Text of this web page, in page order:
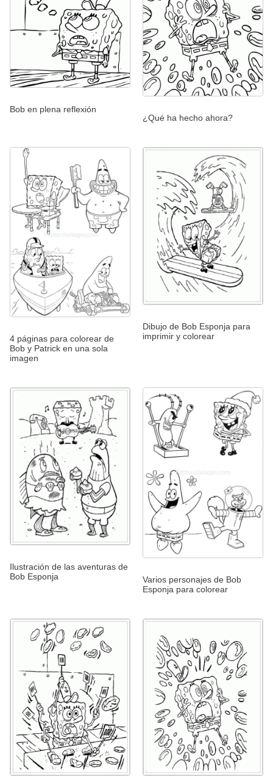
Bob en plena reflexión
¿Qué ha hecho ahora?
4 páginas para colorear de
Bob y Patrick en una sola
imagen
Dibujo de Bob Esponja para
imprimir y colorear
Ilustración de las aventuras de
Bob Esponja
Varios personajes de Bob
Esponja para colorear